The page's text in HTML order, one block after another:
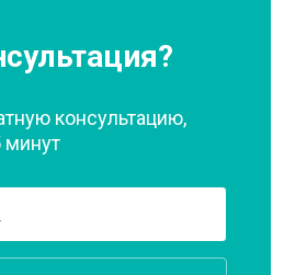
консультацию,
минут